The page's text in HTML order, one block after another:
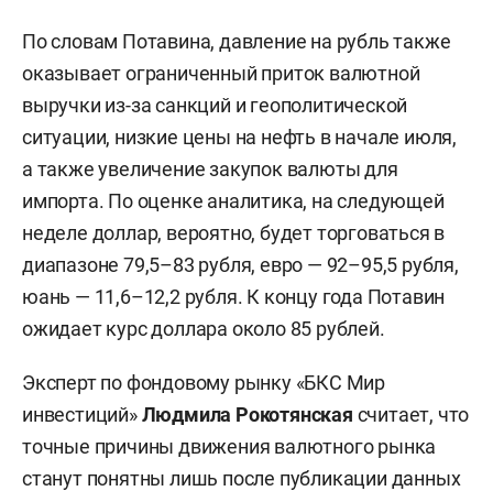
По словам Потавина, давление на рубль также
оказывает ограниченный приток валютной
выручки из-за санкций и геополитической
ситуации, низкие цены на нефть в начале июля,
а также увеличение закупок валюты для
импорта. По оценке аналитика, на следующей
неделе доллар, вероятно, будет торговаться в
диапазоне 79,5–83 рубля, евро — 92–95,5 рубля,
юань — 11,6–12,2 рубля. К концу года Потавин
ожидает курс доллара около 85 рублей.
Эксперт по фондовому рынку «БКС Мир
инвестиций»Людмила Рокотянская считает, что
точные причины движения валютного рынка
станут понятны лишь после публикации данных